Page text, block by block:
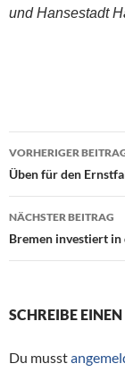
und Hansestadt
VORHERIGER
Üben für den
NÄCHSTER BEITRAG
Bremen investiert in
SCHREIBE
Du musst